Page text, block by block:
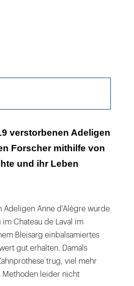
verstorbenen Adeligen
Forscher mithilfe von
und ihr Leben
Adeligen Anne d'Alègre wurde
Chateau de Laval im
Bleisarg einbalsamiertes
gut erhalten. Damals
trug, viel mehr
Methoden leider nicht